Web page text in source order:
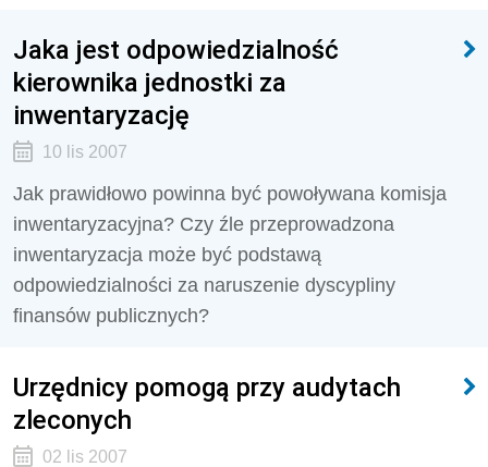
Jaka jest odpowiedzialność
kierownika jednostki za
inwentaryzację
10 lis 2007
Jak prawidłowo powinna być powoływana komisja
inwentaryzacyjna? Czy źle przeprowadzona
inwentaryzacja może być podstawą
odpowiedzialności za naruszenie dyscypliny
finansów publicznych?
Urzędnicy pomogą przy audytach
zleconych
02 lis 2007